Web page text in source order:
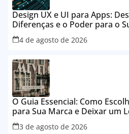
Design UX e UI para Apps:
Diferenças e o Poder para o
4 de agosto de 2026
O Guia Essencial: Como
para Sua Marca e Deixar um
3 de agosto de 2026